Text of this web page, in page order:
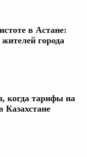
в Астане:
города
когда тарифы на
Казахстане